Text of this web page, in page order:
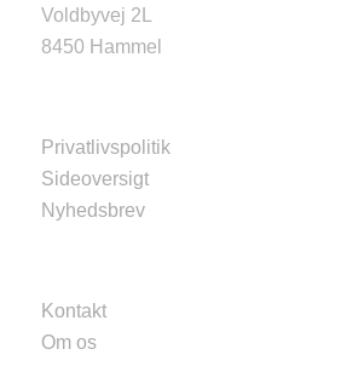
Voldbyvej 2L
8450 Hammel
Privatlivspolitik
Sideoversigt
Nyhedsbrev
Kontakt
Om os